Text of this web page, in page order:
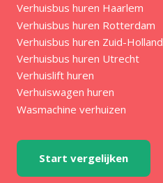
Verhuisbus huren Haarlem
Verhuisbus huren Rotterdam
Verhuisbus huren Zuid-Holland
Verhuisbus huren Utrecht
Verhuislift huren
Verhuiswagen huren
Wasmachine verhuizen
Start vergelijken